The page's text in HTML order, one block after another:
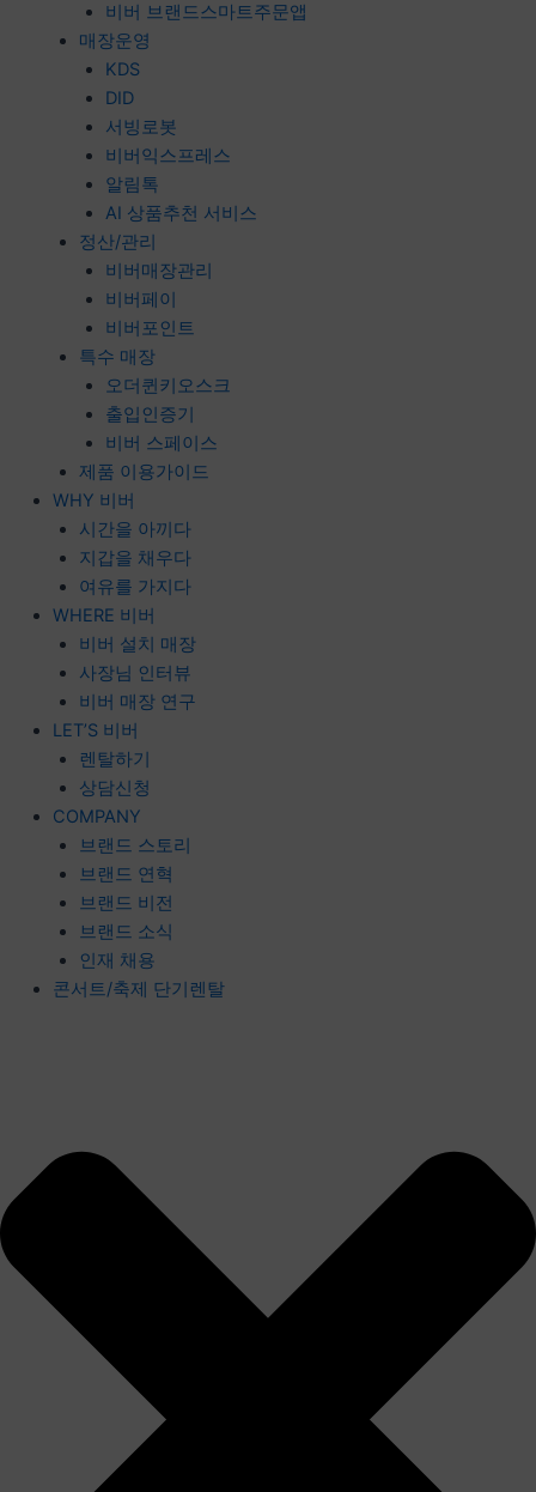
비버 브랜드스마트주문앱
매장운영
KDS
DID
서빙로봇
비버익스프레스
알림톡
AI 상품추천 서비스
정산/관리
비버매장관리
비버페이
비버포인트
특수 매장
오더퀸키오스크
출입인증기
비버 스페이스
제품 이용가이드
WHY 비버
시간을 아끼다
지갑을 채우다
여유를 가지다
WHERE 비버
비버 설치 매장
사장님 인터뷰
비버 매장 연구
LET’S 비버
렌탈하기
상담신청
COMPANY
브랜드 스토리
브랜드 연혁
브랜드 비전
브랜드 소식
인재 채용
콘서트/축제 단기렌탈